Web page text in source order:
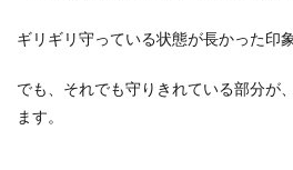
ギリギリ守っている状態が長かった印象
でも、それでも守りきれている部分が
ます。